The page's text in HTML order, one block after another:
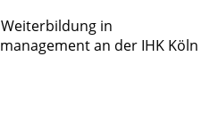
in
an der IHK Köln